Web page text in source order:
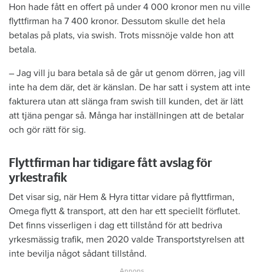
Hon hade fått en offert på under 4 000 kronor men nu ville
flyttfirman ha 7 400 kronor. Dessutom skulle det hela
betalas på plats, via swish. Trots missnöje valde hon att
betala.
– Jag vill ju bara betala så de går ut genom dörren, jag vill
inte ha dem där, det är känslan. De har satt i system att inte
fakturera utan att slänga fram swish till kunden, det är lätt
att tjäna pengar så. Många har inställningen att de betalar
och gör rätt för sig.
Flyttfirman har tidigare fått avslag för
yrkestrafik
Det visar sig, när Hem & Hyra tittar vidare på flyttfirman,
Omega flytt & transport, att den har ett speciellt förflutet.
Det finns visserligen i dag ett tillstånd för att bedriva
yrkesmässig trafik, men 2020 valde Transportstyrelsen att
inte bevilja något sådant tillstånd.